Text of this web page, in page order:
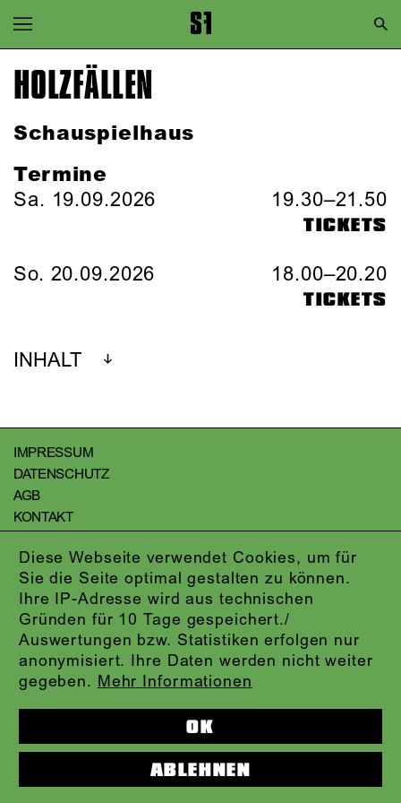
Zur Hauptnavigation springen
Zum Hauptinhalt springen
Diese Webseite verwendet Cookies, um für
Sie die Seite optimal gestalten zu können.
Ihre IP-Adresse wird aus technischen
Gründen für 10 Tage gespeichert./
Auswertungen bzw. Statistiken erfolgen nur
anonymisiert. Ihre Daten werden nicht weiter
gegeben. Mehr Informationen
OK
ABLEHNEN
HOLZFÄLLEN
Schauspielhaus
Termine
Sa. 19.09.2026 19.30–21.50
TICKETS
So. 20.09.2026 18.00–20.20
TICKETS
INHALT
IMPRESSUM
DATENSCHUTZ
AGB
KONTAKT
PRESSE
NEWSLETTER
AUDIOFORMATE
KARTENTELEFON:069.212.49.49.4